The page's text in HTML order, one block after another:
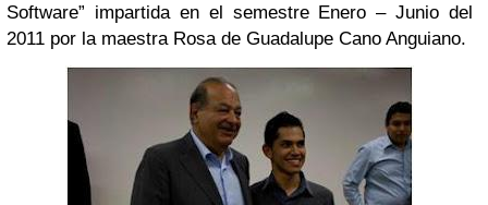
Software” impartida en el semestre Enero – Junio del
2011 por la maestra Rosa de Guadalupe Cano Anguiano.